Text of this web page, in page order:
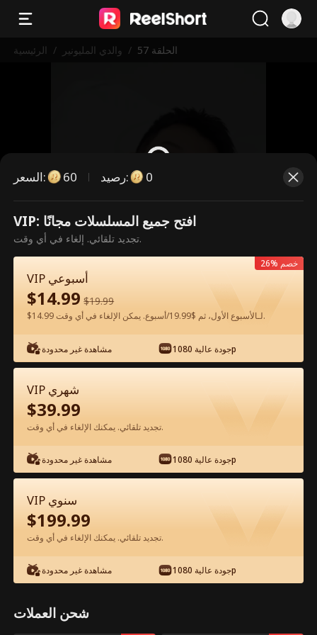
الرئيسية / والدي المليونير / الحلقة 57
هذه حلقة مدفوعة. يرجى فتح القفل
فتح القفل الآن
شاهد مجانًا في التطبيق
الحلقة 57 - والدي المليونير الفيلم كامل
1-50 51-80 جميع الحلقات
السعر: 60 رصيد: 0
VIP: افتح جميع المسلسلات مجانًا
تجديد تلقائي. إلغاء في أي وقت.
VIP أسبوعي
$14.99 $19.99
$14.99 لـالأسبوع الأول، ثم $19.99/أسبوع. يمكن الإلغاء في أي وقت.
مشاهدة غير محدودة جودة عالية 1080p
26% خصم
VIP شهري
$39.99
تجديد تلقائي. يمكنك الإلغاء في أي وقت.
مشاهدة غير محدودة جودة عالية 1080p
VIP سنوي
$199.99
تجديد تلقائي. يمكنك الإلغاء في أي وقت.
مشاهدة غير محدودة جودة عالية 1080p
شحن العملات